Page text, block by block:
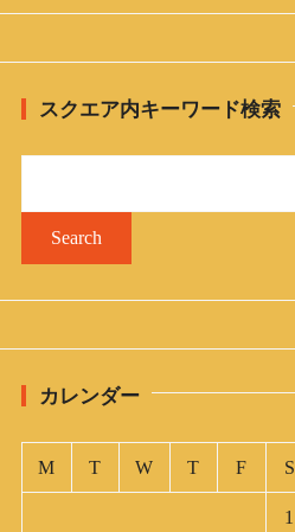
スクエア内キーワード検索
カレンダー
M T W T F S
1